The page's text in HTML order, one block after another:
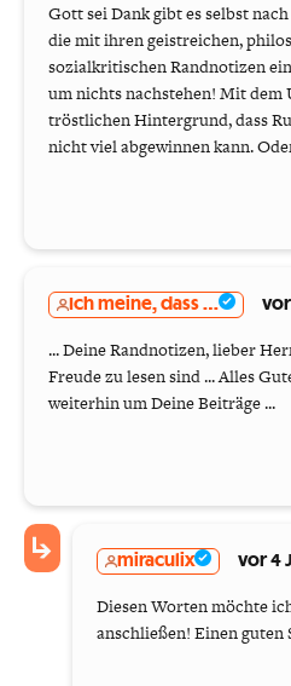
Gott sei Dank gibt es selbst
die mit ihren geistreichen,
sozialkritischen Randnotizen
um nichts nachstehen! Mit dem
tröstlichen Hintergrund, dass
nicht viel abgewinnen kann.
Ich meine, dass ... vor
... Deine Randnotizen, lieber
Freude zu lesen sind ... Alles
weiterhin um Deine Beiträge ...
miraculix vor 4
Diesen Worten möchte
anschließen! Einen guten